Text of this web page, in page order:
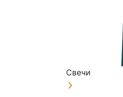
Свечи